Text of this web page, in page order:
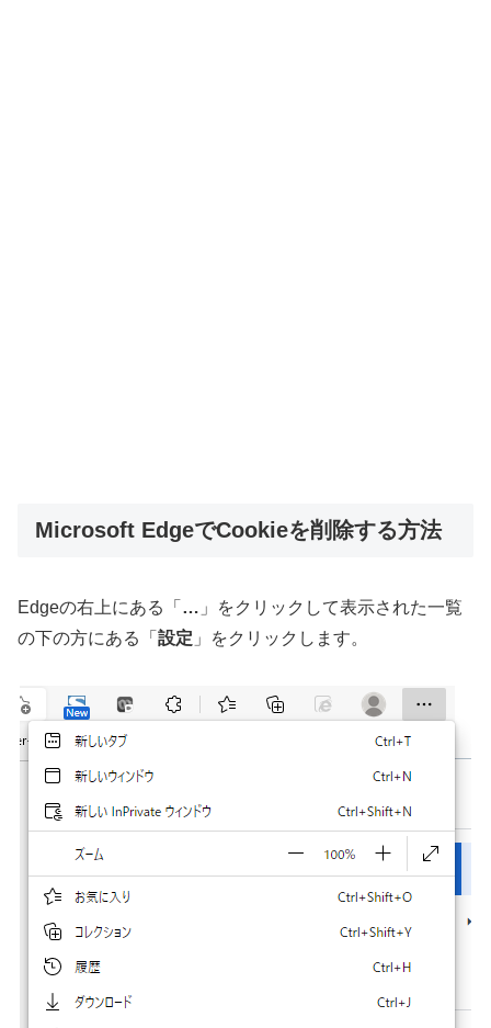
Microsoft EdgeでCookieを削除する方法
Edgeの右上にある「 … 」をクリックして表示された一覧
の下の方にある「 設定 」をクリックします。